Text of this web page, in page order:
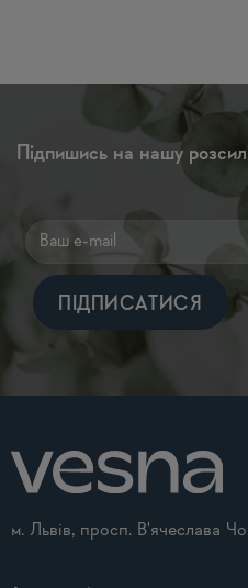
Підпишись на нашу
Alternative:
м. Львів, просп. В'ячеслава